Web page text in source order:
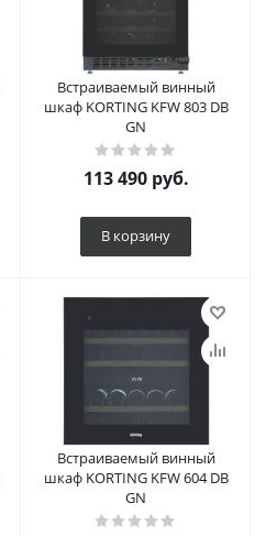
Встраиваемый винный
шкаф KORTING KFW 803 DB
GN
113 490руб.
В корзину
Встраиваемый винный
шкаф KORTING KFW 604 DB
GN